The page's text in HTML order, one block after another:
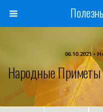
06.10.2021
Народные Приметы